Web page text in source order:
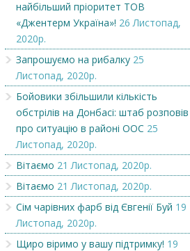
найбільший пріоритет ТОВ
«Джентерм Україна»! 26 Листопад,
2020р.
Запрошуємо на рибалку 25
Листопад, 2020р.
Бойовики збільшили кількість
обстрілів на Донбасі: штаб розповів
про ситуацію в районі ООС 25
Листопад, 2020р.
Вітаємо 21 Листопад, 2020р.
Вітаємо 21 Листопад, 2020р.
Сім чарівних фарб від Євгенії Буй 19
Листопад, 2020р.
Щиро віримо у вашу підтримку! 19